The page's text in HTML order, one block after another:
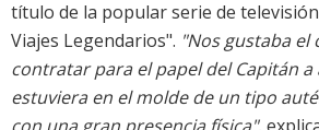
título de la popular serie de
Viajes Legendarios". "Nos gustaba el
contratar para el papel del Capitán a
estuviera en el molde de un tipo